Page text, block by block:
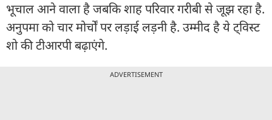
भूचाल आने वाला है जबकि शाह परिवार गरीबी से जूझ रहा है.
अनुपमा को चार मोर्चों पर लड़ाई लड़नी है. उम्मीद है ये ट्विस्ट
शो की टीआरपी बढ़ाएंगे.
ADVERTISEMENT